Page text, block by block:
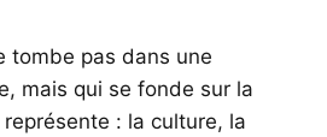
tombe pas dans une
mais qui se fonde sur la
: la culture, la